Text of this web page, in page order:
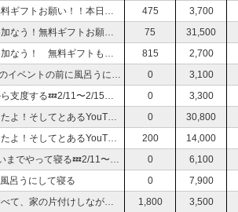
イベント無料ギフトお願い！！本日は場当たりでした🤓2/11〜2/15までの舞台も見に来てね 475
3,700
イベント参加なう！無料ギフトお願い！！支度する🤓2/11〜2/15までの舞台も見に来てね 75
31,500
イベント参加なう！ 無料ギフトもお願い。。2/11〜2/15までの舞台見に来て 815
2,700
0：00からのイベントの前に風呂うに終わらせよう。2/11〜2/15までの舞台見に来てね 0
3,100
稽古いくから支度する💤2/11〜2/15までの舞台見に来てね 0
3,300
稽古終わったよ！そしてとあるYouTubeドラマにちょこっと出演したのが公開されたぞ！💤2/11〜2/15までの舞台見に来てね 0
30,800
稽古終わったよ！そしてとあるYouTubeドラマにちょこっと出演したのが公開されたぞ！💤2/11〜2/15までの舞台見に来てね 200
14,000
21:30くらいまでやって寝る💤2/11〜2/15までの舞台見に来てね 0
6,100
風呂うにして寝る 0
7,900
お昼ご飯食べて、家の片付けしながら稽古の時間までゲームすゆ 1,800 3,500